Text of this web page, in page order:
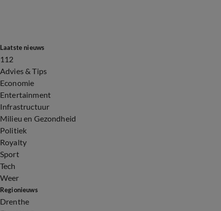
Laatste nieuws
112
Advies & Tips
Economie
Entertainment
Infrastructuur
Milieu en Gezondheid
Politiek
Royalty
Sport
Tech
Weer
Regionieuws
Drenthe